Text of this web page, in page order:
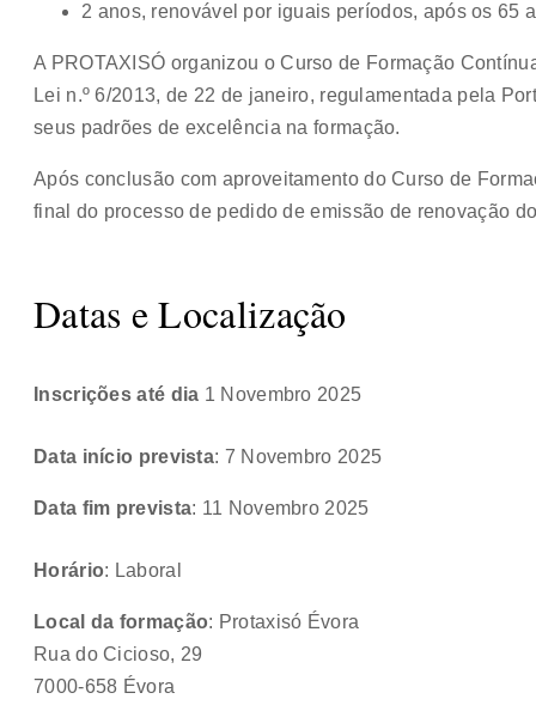
2 anos, renovável por iguais períodos, após os 65
A PROTAXISÓ organizou o Curso de Formação
Lei n.º 6/2013, de 22 de janeiro, regulamentada pela
seus padrões de excelência na formação.
Após conclusão com aproveitamento do Curso de
final do processo de pedido de emissão de renovação
Datas e Localização
Inscrições até dia 1 Novembro 2025
Data início prevista: 7 Novembro 2025
Data fim prevista: 11 Novembro 2025
Horário: Laboral
Local da formação: Protaxisó Évora
Rua do Cicioso, 29
7000-658 Évora